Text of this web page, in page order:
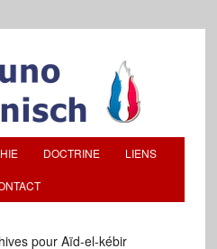
DOCTRINE LIENS
pour Aïd-el-kébir